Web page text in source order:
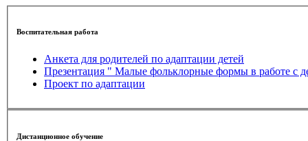
Воспитательная работа
Анкета для родителей по адаптации детей
Презентация " Малые фольклорные формы в работе с
Проект по адаптации
Дистанционное обучение